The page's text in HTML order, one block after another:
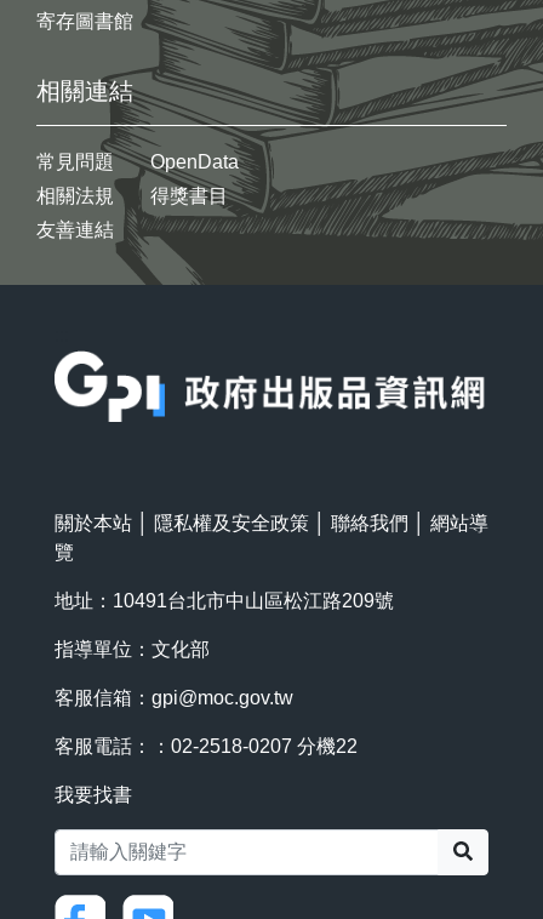
寄存圖書館
相關連結
常見問題
相關法規
友善連結
OpenData
得獎書目
關於本站 隱私權及安全政策 聯絡我們
網站導
覽
地址：10491台北市中山區松江路209號
指導單位：文化部
客服信箱： gpi@moc.gov.tw
客服電話：：02-2518-0207 分機22
我要找書